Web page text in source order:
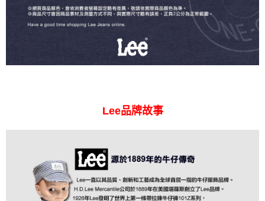
Lee品牌故事